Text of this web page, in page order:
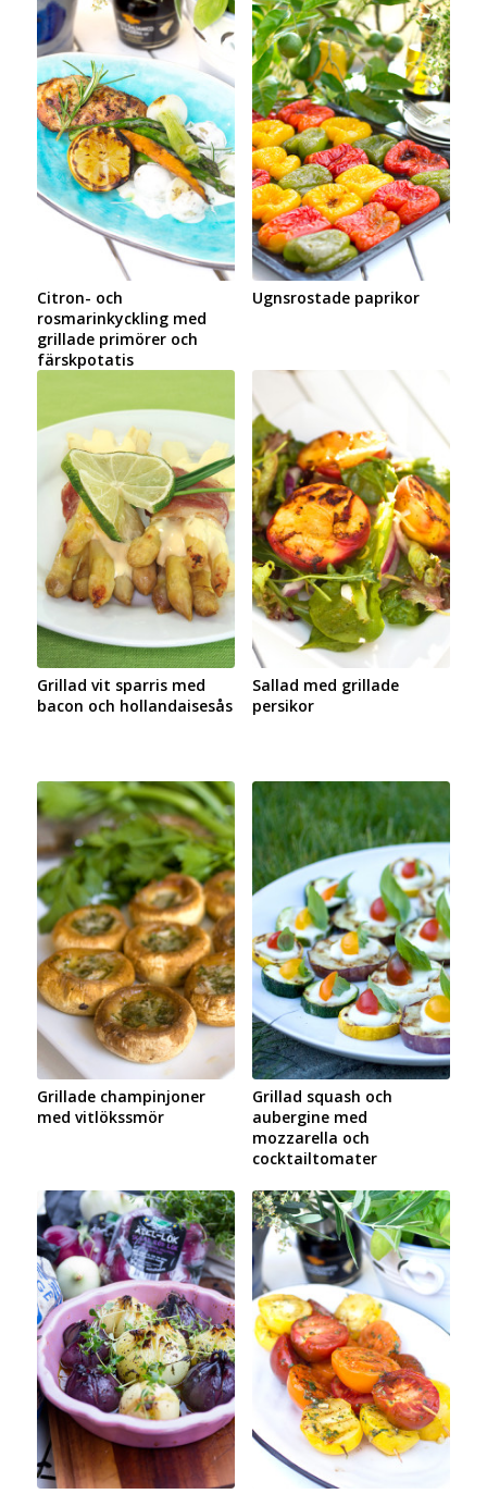
Citron- och
rosmarinkyckling med
grillade primörer och
färskpotatis
Ugnsrostade paprikor
Grillad vit sparris med
bacon och hollandaisesås
Sallad med grillade
persikor
Grillade champinjoner
med vitlökssmör
Grillad squash och
aubergine med
mozzarella och
cocktailtomater